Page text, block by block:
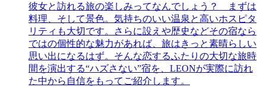
彼女と訪れる旅の楽しみってなんでしょう？ まずは
料理、そして景色。気持ちのいい温泉と高いホスピタ
リティも大切です。さらに設えや歴史などその宿なら
ではの個性的な魅力があれば、旅はきっと素晴らしい
思い出になるはず。そんな恋するふたりの大切な旅時
間を演出する“ハズさない”宿を、LEONが実際に訪れ
た中から自信をもってご紹介します。